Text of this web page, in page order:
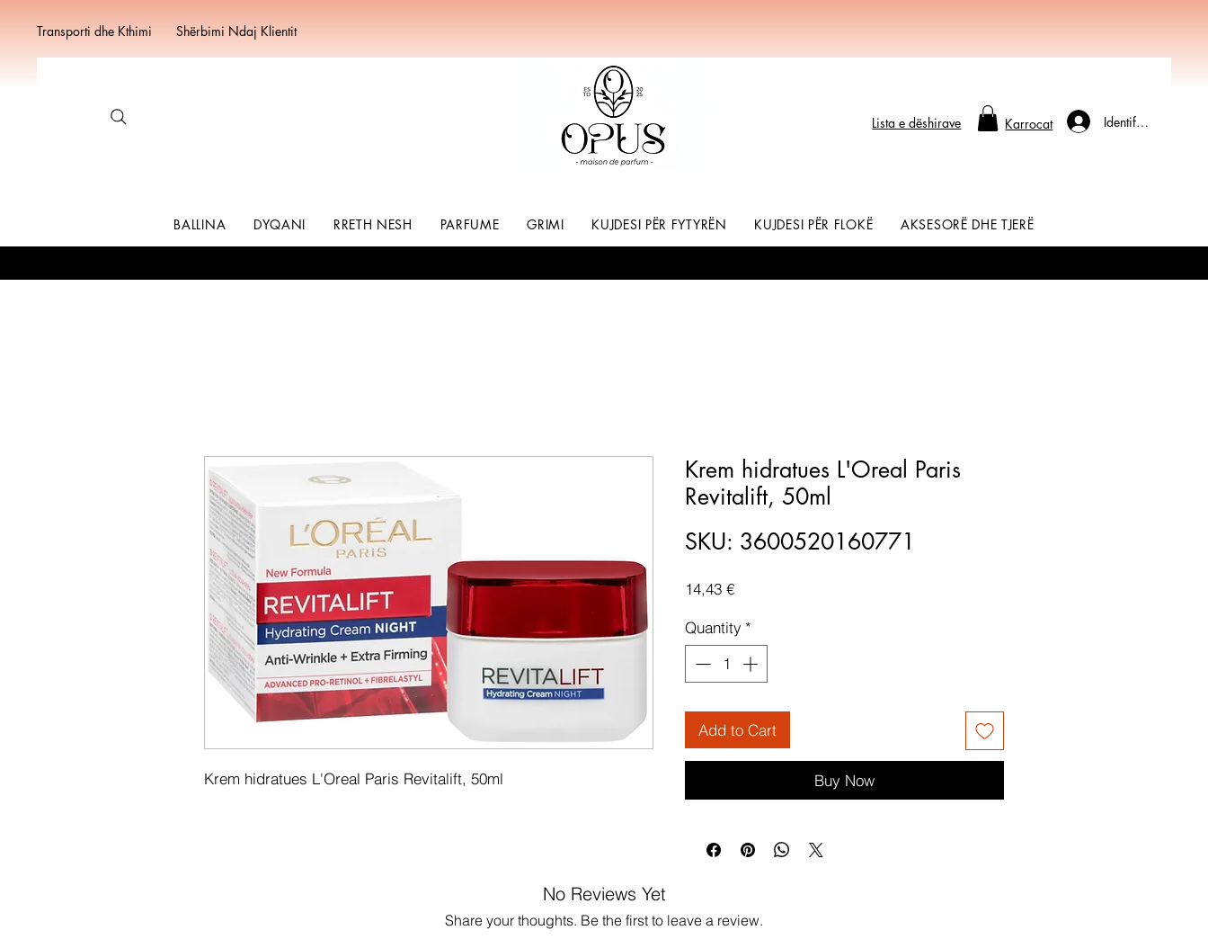
Transporti dhe Kthimi Shërbimi Ndaj Klientit
Lista e dëshirave Identifikohu
Karrocat
BALLINA DYQANI RRETH NESH PARFUME GRIMI KUJDESI PËR FYTYRËN KUJDESI PËR FLOKË AKSESORË DHE TJERË
Krem hidratues L'Oreal Paris Revitalift, 50ml
Krem hidratues L'Oreal Paris
Revitalift, 50ml
SKU: 3600520160771
14,43 €Price
Quantity *
Add to Cart
Buy Now
No Reviews Yet
Share your thoughts. Be the first to leave a review.